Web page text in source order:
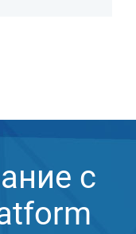
с